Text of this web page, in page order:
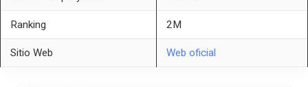
Ranking 2M
Sitio Web Web oficial